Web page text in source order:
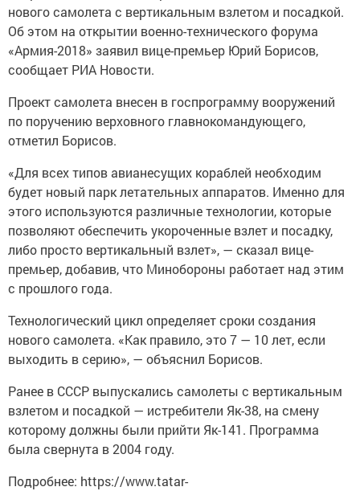
нового самолета с вертикальным взлетом и посадкой.
Об этом на открытии военно-технического форума
«Армия-2018» заявил вице-премьер Юрий Борисов,
сообщает РИА Новости.
Проект самолета внесен в госпрограмму вооружений
по поручению верховного главнокомандующего,
отметил Борисов.
«Для всех типов авианесущих кораблей необходим
будет новый парк летательных аппаратов. Именно для
этого используются различные технологии, которые
позволяют обеспечить укороченные взлет и посадку,
либо просто вертикальный взлет», — сказал вице-
премьер, добавив, что Минобороны работает над этим
с прошлого года.
Технологический цикл определяет сроки создания
нового самолета. «Как правило, это 7 — 10 лет, если
выходить в серию», — объяснил Борисов.
Ранее в СССР выпускались самолеты с вертикальным
взлетом и посадкой — истребители Як-38, на смену
которому должны были прийти Як-141. Программа
была свернута в 2004 году.
Подробнее: https://www.tatar-